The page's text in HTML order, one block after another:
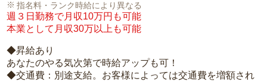
指名料・ランク時給により異なる
週３日勤務で月収10万円も可能
本業として月収30万以上も可能
◆昇給あり
あなたのやる気次第で時給アップも可！
◆交通費：別途支給。お客様によっては交通費を増額され